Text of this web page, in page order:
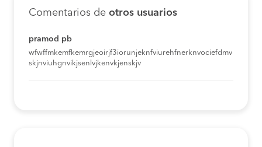
Comentarios de otros usuarios
pramod pb
wfwffmkemfkemrgjeoirjf3iorunjeknfviurehfnerknvociefdmv
skjnviuhgnvikjsenlvjkenvkjenskjv